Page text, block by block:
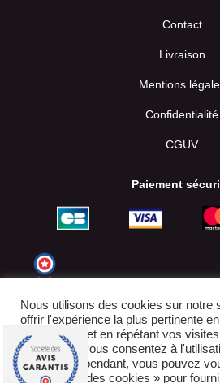
Contact
Livraison
Mentions
Confidentialité
CGUV
Paiement
Nous utilisons des cookies sur notre
offrir l'expérience la plus pertinente
préférences et en répétant vos
accepter », vous consentez à
cookies. Cependant, vous pouvez
Paramètres des cookies » pour